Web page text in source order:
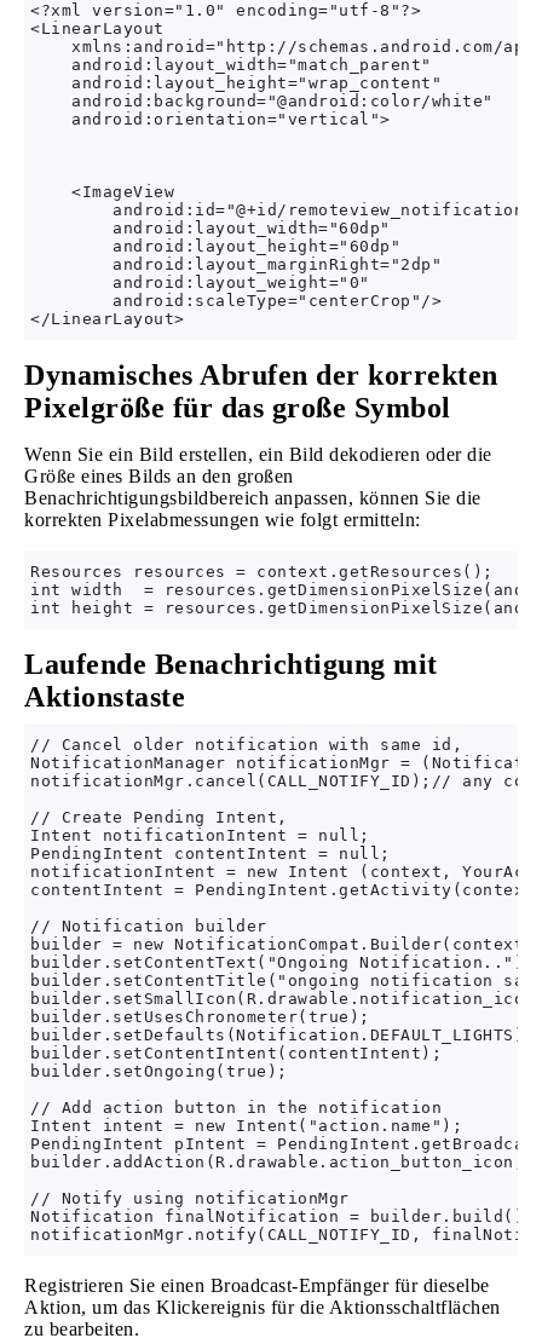
<?xml version="1.0" encoding="utf-8"?>
<LinearLayout
xmlns:android="http://schemas.android.com/
    android:layout_width="match_parent"
    android:layout_height="wrap_content"
    android:background="@android:color/white"
    android:orientation="vertical">
    <ImageView
android:id="@+id/
        android:layout_width="60dp"
        android:layout_height="60dp"
        android:layout_marginRight="2dp"
        android:layout_weight="0"
        android:scaleType="centerCrop"/>
Dynamisches Abrufen der korrekten
Pixelgröße für das große Symbol
Wenn Sie ein Bild erstellen, ein Bild dekodieren oder die
Größe eines Bilds an den großen
Benachrichtigungsbildbereich anpassen, können Sie die
korrekten Pixelabmessungen wie folgt ermitteln:
Resources resources = context.getResources();
int width  =
Laufende Benachrichtigung mit
Aktionstaste
// Cancel older notification with same id,
NotificationManager notificationMgr =
notificationMgr.cancel(CALL_NOTIFY_ID);// any
// Create Pending Intent,
Intent notificationIntent = null;
PendingIntent contentIntent = null;
notificationIntent = new Intent (context,
contentIntent = PendingIntent.getActivity(context,
// Notification builder
builder = new
builder.setContentText("Ongoing Notification..");
builder.setContentTitle("ongoing notification
builder.setUsesChronometer(true);
builder.setDefaults(Notification.DEFAULT_LIGHTS);
builder.setContentIntent(contentIntent);
builder.setOngoing(true);
// Add action button in the notification
Intent intent = new Intent("action.name");
PendingIntent pIntent =
// Notify using notificationMgr
Notification finalNotification = builder.build();
Registrieren Sie einen Broadcast-Empfänger für dieselbe
Aktion, um das Klickereignis für die Aktionsschaltflächen
zu bearbeiten.